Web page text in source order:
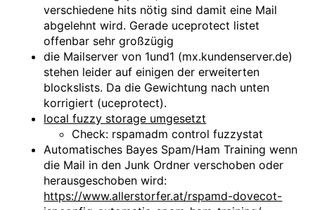
verschiedene hits nötig sind damit eine Mail
abgelehnt wird. Gerade uceprotect listet
offenbar sehr großzügig
die Mailserver von 1und1 (mx.kundenserver.de)
stehen leider auf einigen der erweiterten
blockslists. Da die Gewichtung nach unten
korrigiert (uceprotect).
local fuzzy storage umgesetzt
Check: rspamadm control fuzzystat
Automatisches Bayes Spam/Ham Training wenn
die Mail in den Junk Ordner verschoben oder
herausgeschoben wird:
https://www.allerstorfer.at/rspamd-dovecot-